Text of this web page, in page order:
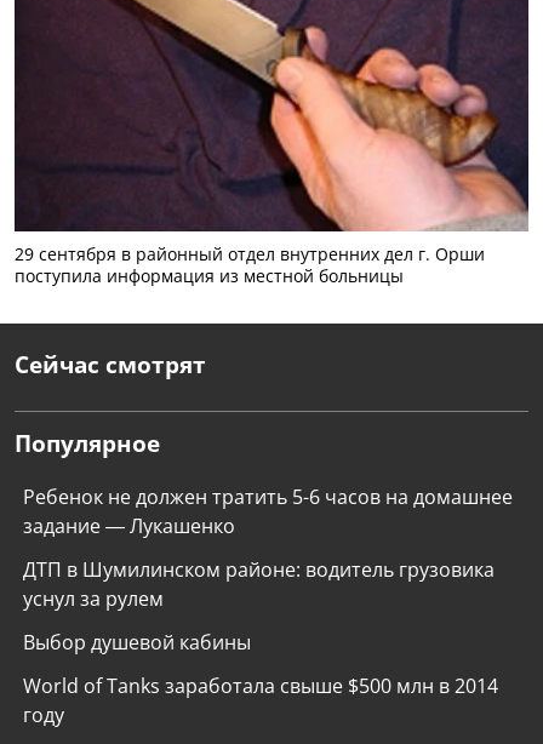
29 сентября в районный отдел внутренних дел г. Орши
поступила информация из местной больницы
Сейчас смотрят
Популярное
Ребенок не должен тратить 5-6 часов на домашнее
задание — Лукашенко
ДТП в Шумилинском районе: водитель грузовика
уснул за рулем
Выбор душевой кабины
World of Tanks заработала свыше $500 млн в 2014
году